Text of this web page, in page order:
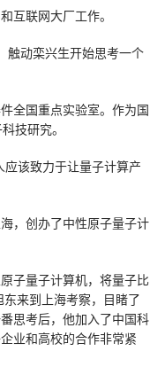
互联网大厂工作。
触动栾兴生开始思考一个
全国重点实验室。作为国
技研究。
该致力于让量子计算产
，创办了中性原子量子计
子量子计算机，将量子比
来到上海考察，目睹了
思考后，他加入了中国科
业和高校的合作非常紧